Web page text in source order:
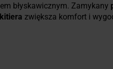
błyskawicznym. Zamykany
zwiększa komfort i